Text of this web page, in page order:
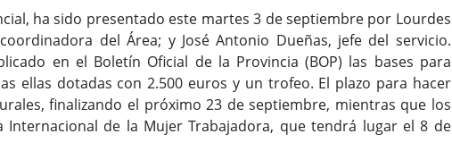
ha sido presentado este martes 3 de septiembre por Lourdes
del Área; y José Antonio Dueñas, jefe del servicio.
en el Boletín Oficial de la Provincia (BOP) las bases para
ellas dotadas con 2.500 euros y un trofeo. El plazo para hacer
finalizando el próximo 23 de septiembre, mientras que los
de la Mujer Trabajadora, que tendrá lugar el 8 de